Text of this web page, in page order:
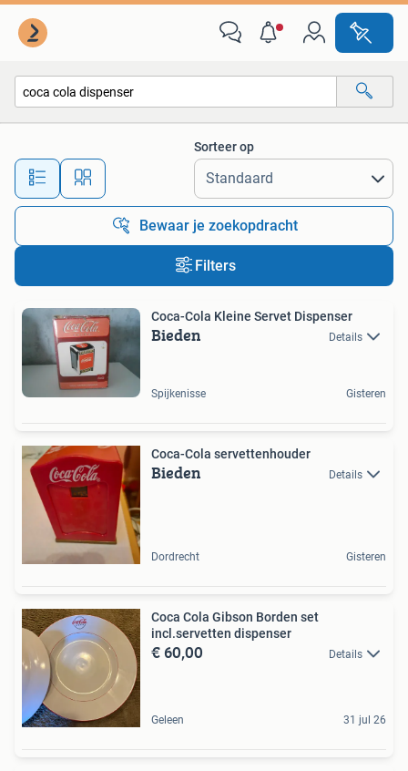
Alle afstanden…
Sorteer op
Bewaar je zoekopdracht
Filters
Coca-Cola Kleine Servet Dispenser
Bieden Details
Spijkenisse Gisteren
Coca-Cola servettenhouder
Bieden Details
Dordrecht Gisteren
Coca Cola Gibson Borden set
incl.servetten dispenser
€ 60,00 Details
Geleen 31 jul 26